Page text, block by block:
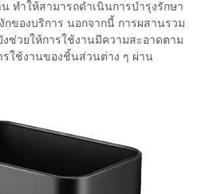
ทำให้สามารถดำเนินการบำรุงรักษา
กของบริการ นอกจากนี้ การผสานรวม
ช่วยให้การใช้งานมีความสะอาดตาม
ใช้งานของชิ้นส่วนต่าง ๆ ผ่าน